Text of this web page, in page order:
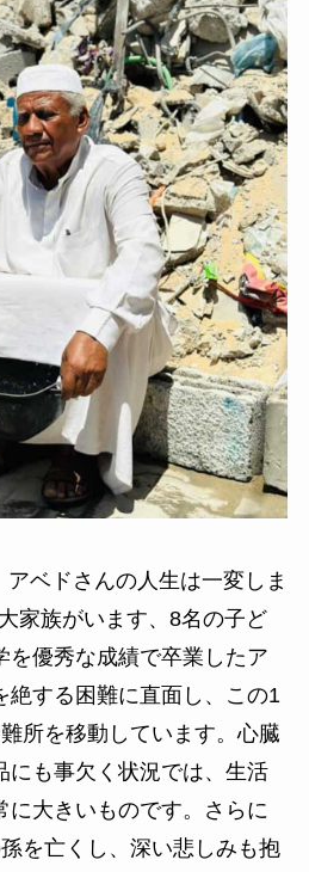
ベドさんの人生は一変しま
家族がいます、8名の子ど
を優秀な成績で卒業したア
絶する困難に直面し、この1
所を移動しています。心臓
にも事欠く状況では、生活
に大きいものです。さらに
を亡くし、深い悲しみも抱